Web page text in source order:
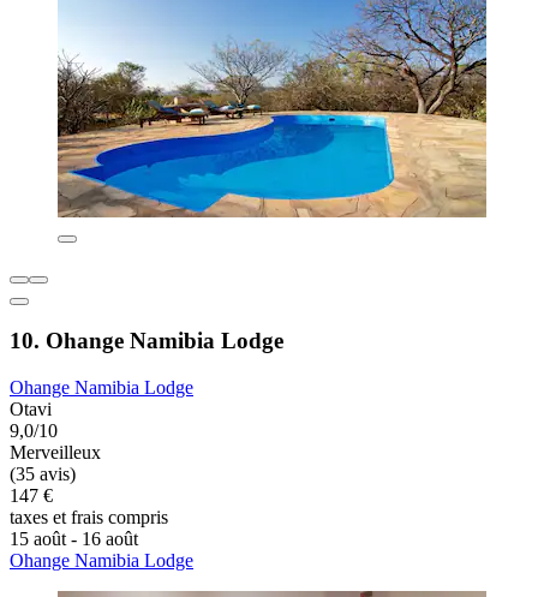
10. Ohange Namibia Lodge
Ohange Namibia Lodge
Otavi
9,0/10
Merveilleux
(35 avis)
147 €
taxes et frais compris
15 août - 16 août
Ohange Namibia Lodge